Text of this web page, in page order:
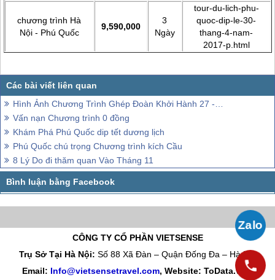
chương trình Hà
Nội - Phú Quốc
9,590,000
3
Ngày
tour-du-lich-phu-
quoc-dip-le-30-
thang-4-nam-
2017-p.html
Hình Ảnh Chương Trình Ghép Đoàn Khởi Hành 27 - 29/2
Vấn nạn Chương trình 0 đồng
Khám Phá Phú Quốc dip tết dương lịch
Phú Quốc chú trọng Chương trình kích Cầu
8 Lý Do đi thăm quan Vào Tháng 11
CÔNG TY CỔ PHẦN VIETSENSE
Trụ Sở Tại Hà Nội: Số 88 Xã Đàn – Quận Đống Đa – Hà Nội
Email: Info@vietsensetravel.com, Website: ToData.vn,